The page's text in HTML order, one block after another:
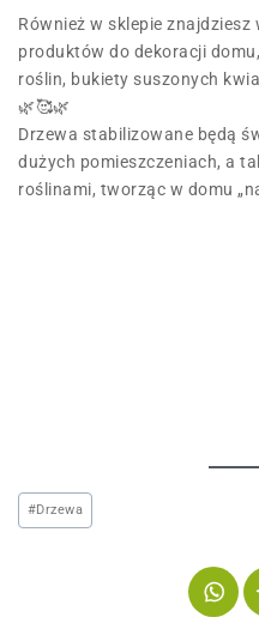
Również w sklepie znajdziesz
produktów do dekoracji
roślin, bukiety suszonych
🌿🥰🌿
Drzewa stabilizowane będą
dużych pomieszczeniach, a
roślinami, tworząc w domu
#Drzewa